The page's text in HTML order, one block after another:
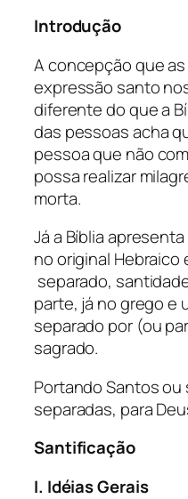
Introdução
A concepção que
expressão santo
diferente do que a
das pessoas acha
pessoa que não
possa realizar
morta.
Já a Bíblia
no original Hebraico
separado,
parte, já no grego e
separado por (ou
sagrado.
Portando Santos
separadas, para
Santificação
I. Idéias Gerais